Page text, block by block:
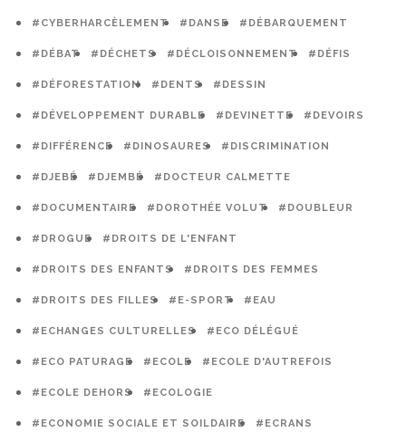
#CYBERHARCÈLEMENT #DANSE #DÉBARQUEMENT
#DÉBAT #DÉCHETS #DÉCLOISONNEMENT #DÉFIS
#DÉFORESTATION #DENTS #DESSIN
#DÉVELOPPEMENT DURABLE #DEVINETTE #DEVOIRS
#DIFFÉRENCE #DINOSAURES #DISCRIMINATION
#DJEBÉ #DJEMBÉ #DOCTEUR CALMETTE
#DOCUMENTAIRE #DOROTHÉE VOLUT #DOUBLEUR
#DROGUE #DROITS DE L'ENFANT
#DROITS DES ENFANTS #DROITS DES FEMMES
#DROITS DES FILLES #E-SPORT #EAU
#ECHANGES CULTURELLES #ECO DÉLÉGUÉ
#ECO PATURAGE #ECOLE #ECOLE D'AUTREFOIS
#ECOLE DEHORS #ECOLOGIE
#ECONOMIE SOCIALE ET SOILDAIRE #ECRANS